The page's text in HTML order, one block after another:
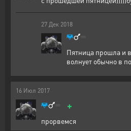
27 Дек 2018
Пятница прошла и
волнует обычно в
16 Июл 2017
+
прорвемся